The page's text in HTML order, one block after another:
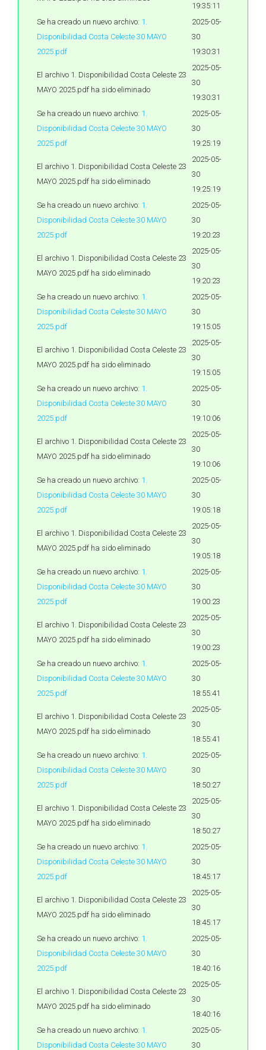
19:35:11
Se ha creado un nuevo archivo: 1.
Disponibilidad Costa Celeste 30 MAYO
2025.pdf
2025-05-
30
19:30:31
El archivo 1. Disponibilidad Costa Celeste 23
MAYO 2025.pdf ha sido eliminado
2025-05-
30
19:30:31
Se ha creado un nuevo archivo: 1.
Disponibilidad Costa Celeste 30 MAYO
2025.pdf
2025-05-
30
19:25:19
El archivo 1. Disponibilidad Costa Celeste 23
MAYO 2025.pdf ha sido eliminado
2025-05-
30
19:25:19
Se ha creado un nuevo archivo: 1.
Disponibilidad Costa Celeste 30 MAYO
2025.pdf
2025-05-
30
19:20:23
El archivo 1. Disponibilidad Costa Celeste 23
MAYO 2025.pdf ha sido eliminado
2025-05-
30
19:20:23
Se ha creado un nuevo archivo: 1.
Disponibilidad Costa Celeste 30 MAYO
2025.pdf
2025-05-
30
19:15:05
El archivo 1. Disponibilidad Costa Celeste 23
MAYO 2025.pdf ha sido eliminado
2025-05-
30
19:15:05
Se ha creado un nuevo archivo: 1.
Disponibilidad Costa Celeste 30 MAYO
2025.pdf
2025-05-
30
19:10:06
El archivo 1. Disponibilidad Costa Celeste 23
MAYO 2025.pdf ha sido eliminado
2025-05-
30
19:10:06
Se ha creado un nuevo archivo: 1.
Disponibilidad Costa Celeste 30 MAYO
2025.pdf
2025-05-
30
19:05:18
El archivo 1. Disponibilidad Costa Celeste 23
MAYO 2025.pdf ha sido eliminado
2025-05-
30
19:05:18
Se ha creado un nuevo archivo: 1.
Disponibilidad Costa Celeste 30 MAYO
2025.pdf
2025-05-
30
19:00:23
El archivo 1. Disponibilidad Costa Celeste 23
MAYO 2025.pdf ha sido eliminado
2025-05-
30
19:00:23
Se ha creado un nuevo archivo: 1.
Disponibilidad Costa Celeste 30 MAYO
2025.pdf
2025-05-
30
18:55:41
El archivo 1. Disponibilidad Costa Celeste 23
MAYO 2025.pdf ha sido eliminado
2025-05-
30
18:55:41
Se ha creado un nuevo archivo: 1.
Disponibilidad Costa Celeste 30 MAYO
2025.pdf
2025-05-
30
18:50:27
El archivo 1. Disponibilidad Costa Celeste 23
MAYO 2025.pdf ha sido eliminado
2025-05-
30
18:50:27
Se ha creado un nuevo archivo: 1.
Disponibilidad Costa Celeste 30 MAYO
2025.pdf
2025-05-
30
18:45:17
El archivo 1. Disponibilidad Costa Celeste 23
MAYO 2025.pdf ha sido eliminado
2025-05-
30
18:45:17
Se ha creado un nuevo archivo: 1.
Disponibilidad Costa Celeste 30 MAYO
2025.pdf
2025-05-
30
18:40:16
El archivo 1. Disponibilidad Costa Celeste 23
MAYO 2025.pdf ha sido eliminado
2025-05-
30
18:40:16
Se ha creado un nuevo archivo: 1.
Disponibilidad Costa Celeste 30 MAYO
2025-05-
30